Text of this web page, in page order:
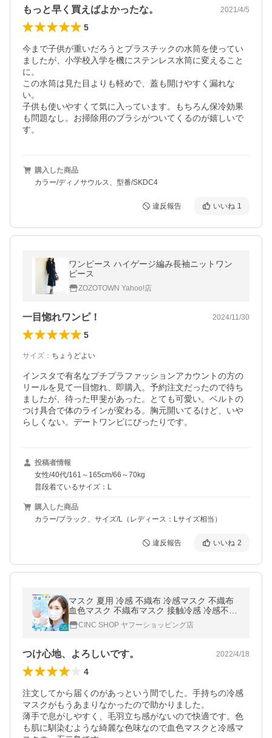
もっと早く買えばよかったな。 2021/4/5
5
今まで子供が重いだろうとプラスチックの水筒を使ってい
ましたが、小学校入学を機にステンレス水筒に変えること
に。
この水筒は見た目よりも軽めで、蓋も開けやすく漏れな
い。
子供も使いやすくて気に入っています。もちろん保冷効果
も問題なし。お掃除用のブラシがついてくるのが嬉しいで
す。
購入した商品
カラー/ディノサウルス、型番/SKDC4
違反報告 いいね 1
ワンピース ハイゲージ編み長袖ニットワン
ピース
ZOZOTOWN Yahoo!店
一目惚れワンピ！ 2024/11/30
5
サイズ ： ちょうどよい
インスタで有名なプチプラファッションアカウントの方の
リールを見て一目惚れ、即購入。予約注文だったので待ち
ましたが、待った甲斐があった。とても可愛い。ベルトの
つけ具合で体のラインが変わる。胸元開いてるけど、いや
らしくない。デートワンピにぴったりです。
投稿者情報
女性/40代/161～165cm/66～70kg
普段着ているサイズ：L
購入した商品
カラー/ブラック、サイズ/L（レディース：Lサイズ相当）
違反報告 いいね 2
マスク 夏用 冷感 不織布 冷感マスク 不織布
血色マスク 不織布マスク 接触冷感 冷感不織
布マスク 50枚 クールマスク 使い捨て 血色
カラー 三層構造 男女兼用
CINC SHOP ヤフーショッピング店
つけ心地、よろしいです。 2022/4/18
4
注文してから届くのがあっという間でした。手持ちの冷感
マスクがもうあまりなかったので助かりました。
薄手で息がしやすく、毛羽立ち感がないので快適です。色
も肌に馴染むような綺麗な色味なので血色マスクと冷感マ